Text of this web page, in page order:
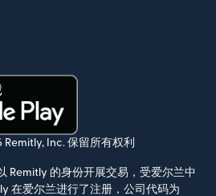
Remitly, Inc. 保留所有权利
Remitly 的身份开展交易，受爱尔兰中
在爱尔兰进行了注册，公司代码为